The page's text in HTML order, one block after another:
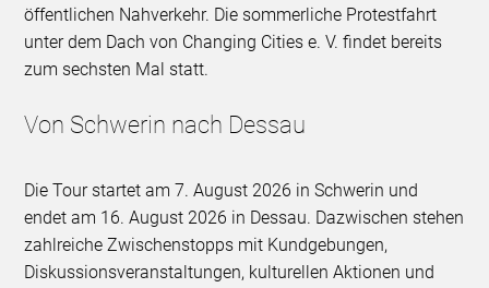
öffentlichen Nahverkehr. Die sommerliche Protestfahrt
unter dem Dach von Changing Cities e. V. findet bereits
zum sechsten Mal statt.
Von Schwerin nach Dessau
Die Tour startet am 7. August 2026 in Schwerin und
endet am 16. August 2026 in Dessau. Dazwischen stehen
zahlreiche Zwischenstopps mit Kundgebungen,
Diskussionsveranstaltungen, kulturellen Aktionen und